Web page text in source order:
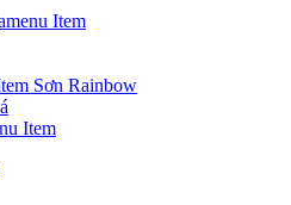
Item
Sơn Rainbow
Item